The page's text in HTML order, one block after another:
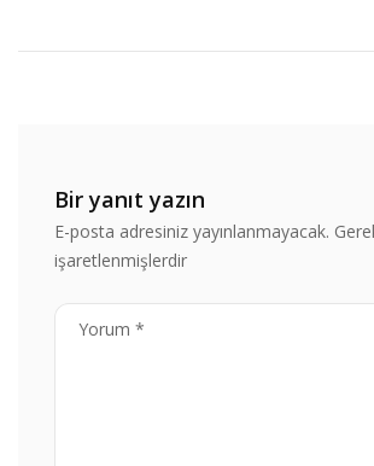
Bir yanıt yazın
E-posta adresiniz yayınlanmayacak.
işaretlenmişlerdir